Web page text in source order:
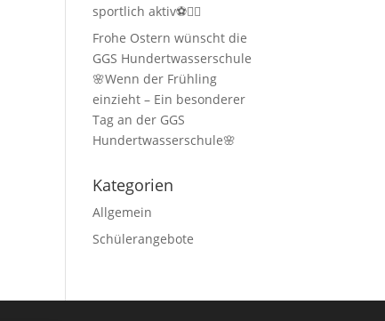
sportlich aktiv⚽🏃‍♂️
Frohe Ostern wünscht die
GGS Hundertwasserschule
🌸Wenn der Frühling
einzieht – Ein besonderer
Tag an der GGS
Hundertwasserschule🌸
Kategorien
Allgemein
Schülerangebote